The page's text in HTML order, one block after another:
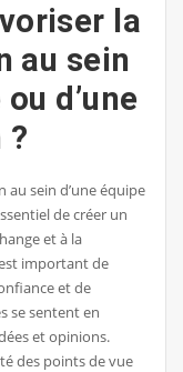
la
au sein
d’une
?
sein d’une équipe
de créer un
et à la
important de
et de
se sentent en
et opinions.
des points de vue